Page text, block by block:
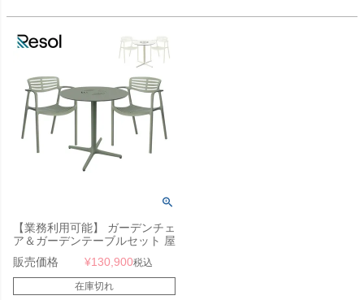
【業務利用可能】 ガーデンチェ
ア＆ガーデンテーブルセット 屋
外 「Resol Toledo AIRE リソル
トレド エア ラウンドテーブル
70cm ＆ アームチェア 3点セッ
ト」
販売価格 ¥130,900税込
在庫切れ